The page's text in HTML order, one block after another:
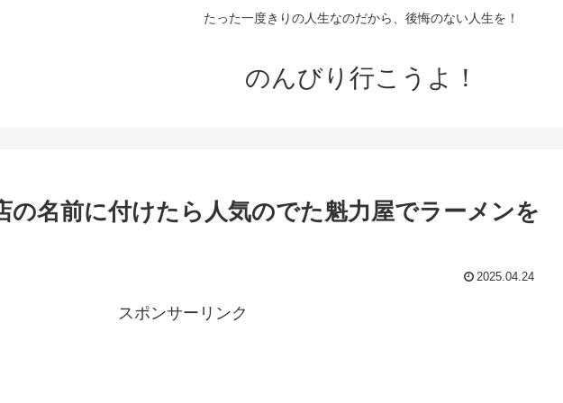
たった一度きりの人生なのだから、後悔のない人生を！
のんびり行こうよ！
の名前に付けたら人気のでた魁力屋でラーメンを
2025.04.24
スポンサーリンク